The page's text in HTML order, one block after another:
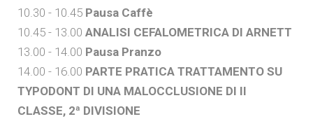
10.30 - 10.45 Pausa Caffè
10.45 - 13.00 ANALISI CEFALOMETRICA DI ARNETT
13.00 - 14.00 Pausa Pranzo
14.00 - 16.00 PARTE PRATICA TRATTAMENTO SU
TYPODONT DI UNA MALOCCLUSIONE DI II
CLASSE, 2ª DIVISIONE